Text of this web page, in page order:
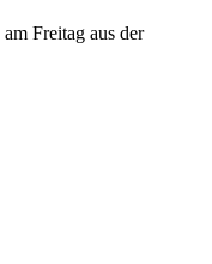
Freitag aus der